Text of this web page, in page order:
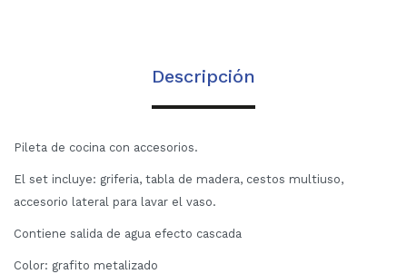
Descripción
Pileta de cocina con accesorios.
El set incluye: griferia, tabla de madera, cestos multiuso,
accesorio lateral para lavar el vaso.
Contiene salida de agua efecto cascada
Color: grafito metalizado